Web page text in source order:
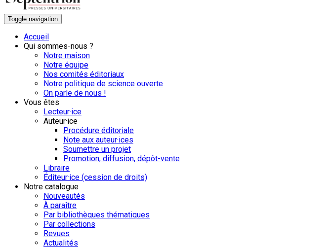
Toggle navigation
Accueil
Qui sommes-nous ?
Notre maison
Notre équipe
Nos comités éditoriaux
Notre politique de science ouverte
On parle de nous !
Vous êtes
Lecteur·ice
Auteur·ice
Procédure éditoriale
Note aux auteur·ices
Soumettre un projet
Promotion, diffusion, dépôt-vente
Libraire
Éditeur·ice (cession de droits)
Notre catalogue
Nouveautés
À paraître
Par bibliothèques thématiques
Par collections
Revues
Actualités